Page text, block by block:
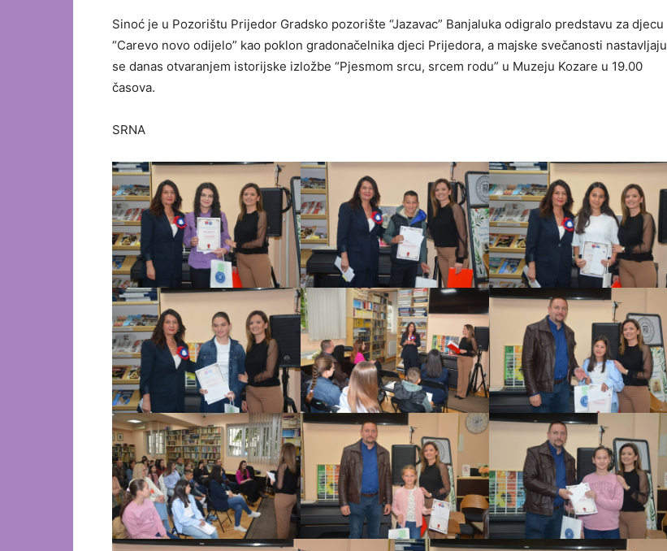
Sinoć je u Pozorištu Prijedor Gradsko pozorište “Jazavac” Banjaluka odigralo predstavu za djecu
“Carevo novo odijelo” kao poklon gradonačelnika djeci Prijedora, a majske svečanosti nastavljaju
se danas otvaranjem istorijske izložbe “Pjesmom srcu, srcem rodu” u Muzeju Kozare u 19.00
časova.
SRNA